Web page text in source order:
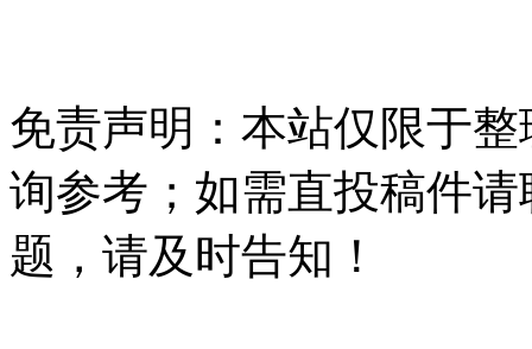
免责声明：本站仅限于
询参考；如需直投稿件
题，请及时告知！